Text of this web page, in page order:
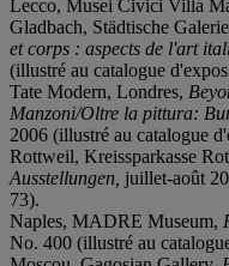
Lecco, Musei Civici Villa
Gladbach, Städtische
et corps : aspects de l'art
(illustré au catalogue
Tate Modern, Londres,
Manzoni/Oltre la pittura:
2006 (illustré au catalogue
Rottweil, Kreissparkasse
Ausstellungen juillet-août
73).
Naples, MADRE Museum,
No. 400 (illustré au